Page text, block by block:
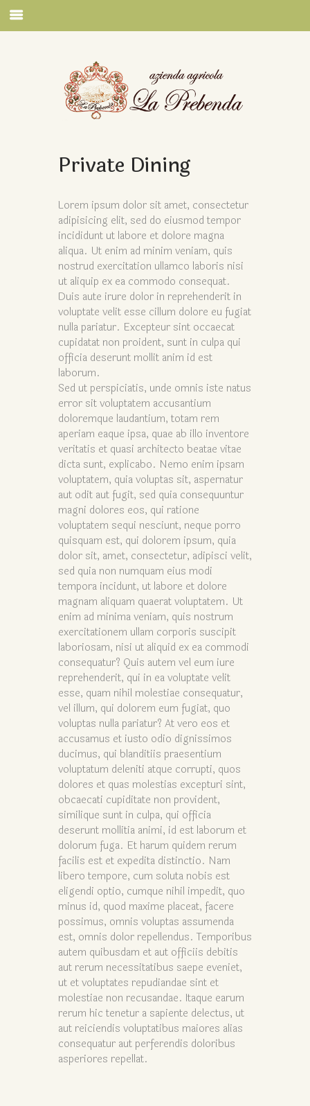
Private Dining
Lorem ipsum dolor sit amet, consectetur
adipisicing elit, sed do eiusmod tempor
incididunt ut labore et dolore magna
aliqua. Ut enim ad minim veniam, quis
nostrud exercitation ullamco laboris nisi
ut aliquip ex ea commodo consequat.
Duis aute irure dolor in reprehenderit in
voluptate velit esse cillum dolore eu fugiat
nulla pariatur. Excepteur sint occaecat
cupidatat non proident, sunt in culpa qui
officia deserunt mollit anim id est
laborum.
Sed ut perspiciatis, unde omnis iste natus
error sit voluptatem accusantium
doloremque laudantium, totam rem
aperiam eaque ipsa, quae ab illo inventore
veritatis et quasi architecto beatae vitae
dicta sunt, explicabo. Nemo enim ipsam
voluptatem, quia voluptas sit, aspernatur
aut odit aut fugit, sed quia consequuntur
magni dolores eos, qui ratione
voluptatem sequi nesciunt, neque porro
quisquam est, qui dolorem ipsum, quia
dolor sit, amet, consectetur, adipisci velit,
sed quia non numquam eius modi
tempora incidunt, ut labore et dolore
magnam aliquam quaerat voluptatem. Ut
enim ad minima veniam, quis nostrum
exercitationem ullam corporis suscipit
laboriosam, nisi ut aliquid ex ea commodi
consequatur? Quis autem vel eum iure
reprehenderit, qui in ea voluptate velit
esse, quam nihil molestiae consequatur,
vel illum, qui dolorem eum fugiat, quo
voluptas nulla pariatur? At vero eos et
accusamus et iusto odio dignissimos
ducimus, qui blanditiis praesentium
voluptatum deleniti atque corrupti, quos
dolores et quas molestias excepturi sint,
obcaecati cupiditate non provident,
similique sunt in culpa, qui officia
deserunt mollitia animi, id est laborum et
dolorum fuga. Et harum quidem rerum
facilis est et expedita distinctio. Nam
libero tempore, cum soluta nobis est
eligendi optio, cumque nihil impedit, quo
minus id, quod maxime placeat, facere
possimus, omnis voluptas assumenda
est, omnis dolor repellendus. Temporibus
autem quibusdam et aut officiis debitis
aut rerum necessitatibus saepe eveniet,
ut et voluptates repudiandae sint et
molestiae non recusandae. Itaque earum
rerum hic tenetur a sapiente delectus, ut
aut reiciendis voluptatibus maiores alias
consequatur aut perferendis doloribus
asperiores repellat.